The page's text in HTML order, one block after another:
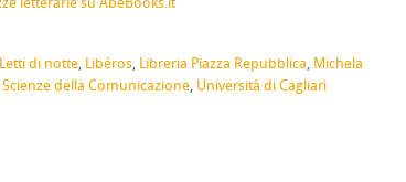
Letti di notte, Libéros, Libreria Piazza Repubblica, Michela
Scienze della Comunicazione, Università di Cagliari